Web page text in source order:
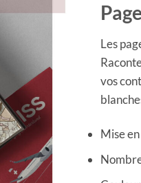
Les
vos
Mise